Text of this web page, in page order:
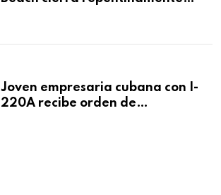
Joven empresaria cubana con I-
220A recibe orden de